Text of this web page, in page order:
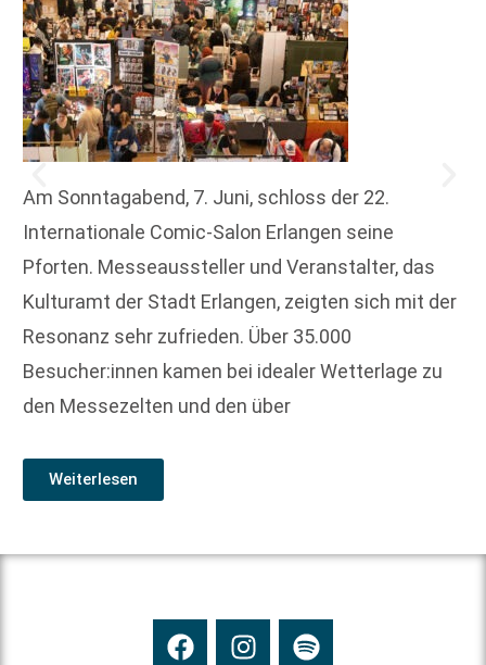
Am Sonntagabend, 7. Juni, schloss der 22.
Internationale Comic-Salon Erlangen seine
Pforten. Messeaussteller und Veranstalter, das
Kulturamt der Stadt Erlangen, zeigten sich mit der
Resonanz sehr zufrieden. Über 35.000
Besucher:innen kamen bei idealer Wetterlage zu
den Messezelten und den über
Weiterlesen